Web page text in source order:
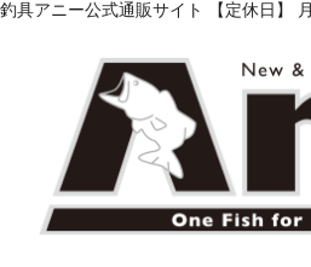
釣具アニー公式通販サイト 【定休日】